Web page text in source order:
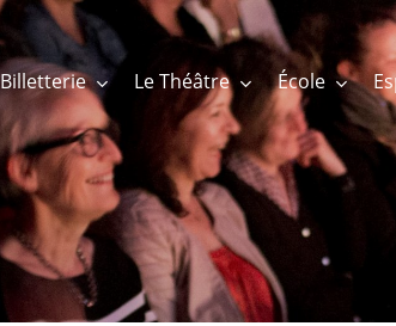
Billetterie Le Théâtre École